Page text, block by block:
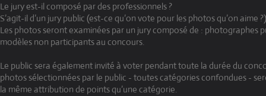
Le jury est-il composé par des professionnels ?
S’agit-il d’un jury public (est-ce qu’on vote pour les photos qu’on aime ?)
Les photos seront examinées par un jury composé de : photographes
modèles non participants au concours.
Le public sera également invité à voter pendant toute la durée du
photos sélectionnées par le public - toutes catégories confondues -
la même attribution de points qu’une catégorie.